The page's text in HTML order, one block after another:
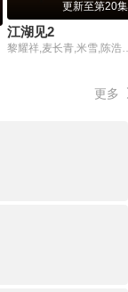
更新至第20集
江湖见2
黎耀祥,麦长青,
更多